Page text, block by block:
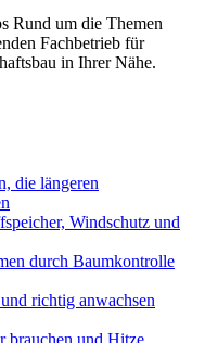
Rund um die Themen
Fachbetrieb für
in Ihrer Nähe.
die längeren
Windschutz und
durch Baumkontrolle
richtig anwachsen